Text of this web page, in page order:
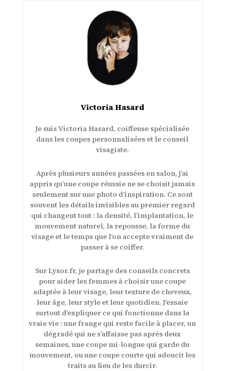
Victoria Hasard
Je suis Victoria Hasard, coiffeuse spécialisée
dans les coupes personnalisées et le conseil
visagiste.
Après plusieurs années passées en salon, j’ai
appris qu’une coupe réussie ne se choisit jamais
seulement sur une photo d’inspiration. Ce sont
souvent les détails invisibles au premier regard
qui changent tout : la densité, l’implantation, le
mouvement naturel, la repousse, la forme du
visage et le temps que l’on accepte vraiment de
passer à se coiffer.
Sur Lysor.fr, je partage des conseils concrets
pour aider les femmes à choisir une coupe
adaptée à leur visage, leur texture de cheveux,
leur âge, leur style et leur quotidien. J’essaie
surtout d’expliquer ce qui fonctionne dans la
vraie vie : une frange qui reste facile à placer, un
dégradé qui ne s’affaisse pas après deux
semaines, une coupe mi-longue qui garde du
mouvement, ou une coupe courte qui adoucit les
traits au lieu de les durcir.